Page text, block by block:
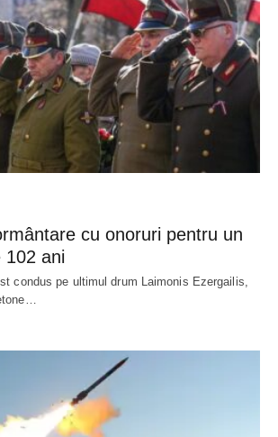
cu onoruri pentru un
102 ani
condus pe ultimul drum Laimonis Ezergailis,